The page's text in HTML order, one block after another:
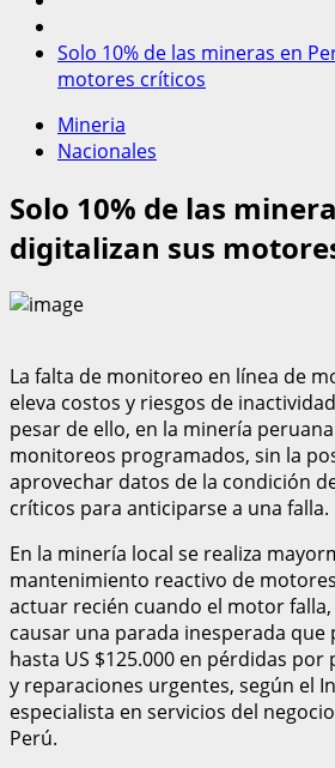
Solo 10% de las mineras en
motores críticos
Mineria
Nacionales
Solo 10% de las
digitalizan sus
La falta de monitoreo en línea de
eleva costos y riesgos de
pesar de ello, en la minería
monitoreos programados, sin la
aprovechar datos de la condición
críticos para anticiparse a una falla.
En la minería local se realiza
mantenimiento reactivo de
actuar recién cuando el motor
causar una parada inesperada que
hasta US $125.000 en pérdidas
y reparaciones urgentes, según el
especialista en servicios del
Perú.